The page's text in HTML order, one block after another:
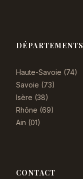
DÉPARTEMENTS
Haute-Savoie (74)
Savoie (73)
Isère (38)
Rhône (69)
Ain (01)
CONTACT